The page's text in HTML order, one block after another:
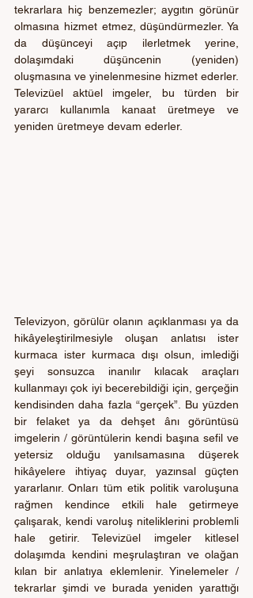
tekrarlara hiç benzemezler; aygıtın görünür
olmasına hizmet etmez, düşündürmezler. Ya
da düşünceyi açıp ilerletmek yerine,
dolaşımdaki düşüncenin (yeniden)
oluşmasına ve yinelenmesine hizmet ederler.
Televizüel aktüel imgeler, bu türden bir
yararcı kullanımla kanaat üretmeye ve
yeniden üretmeye devam ederler.
Televizyon, görülür olanın açıklanması ya da
hikâyeleştirilmesiyle oluşan anlatısı ister
kurmaca ister kurmaca dışı olsun, imlediği
şeyi sonsuzca inanılır kılacak araçları
kullanmayı çok iyi becerebildiği için, gerçeğin
kendisinden daha fazla “gerçek”. Bu yüzden
bir felaket ya da dehşet ânı görüntüsü
imgelerin / görüntülerin kendi başına sefil ve
yetersiz olduğu yanılsamasına düşerek
hikâyelere ihtiyaç duyar, yazınsal güçten
yararlanır. Onları tüm etik politik varoluşuna
rağmen kendince etkili hale getirmeye
çalışarak, kendi varoluş niteliklerini problemli
hale getirir. Televizüel imgeler kitlesel
dolaşımda kendini meşrulaştıran ve olağan
kılan bir anlatıya eklemlenir. Yinelemeler /
tekrarlar şimdi ve burada yeniden yarattığı